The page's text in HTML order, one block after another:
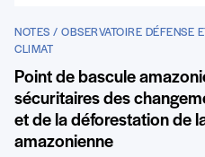
NOTES / OBSERVATOIRE DÉFENSE
CLIMAT
Point de bascule
sécuritaires des
et de la déforestation de
amazonienne